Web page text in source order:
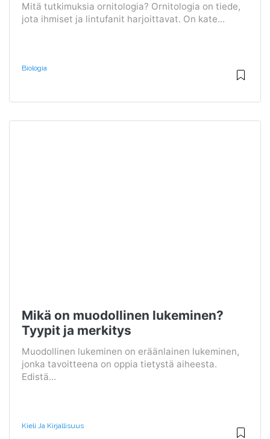
Mitä tutkimuksia ornitologia? Ornitologia on tiede,
jota ihmiset ja lintufanit harjoittavat. On kate...
Biologia
Mikä on muodollinen lukeminen?
Tyypit ja merkitys
Muodollinen lukeminen on eräänlainen lukeminen,
jonka tavoitteena on oppia tietystä aiheesta.
Edistä...
Kieli Ja Kirjallisuus